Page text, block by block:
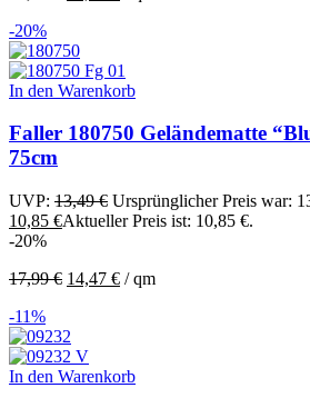
-20%
In den Warenkorb
Faller 180750 Geländematte
75cm
UVP: 13,49€ Ursprünglicher Preis war:
10,85 €Aktueller Preis ist: 10,85 €.
-20%
17,99€ 14,47 € /qm
-11%
In den Warenkorb